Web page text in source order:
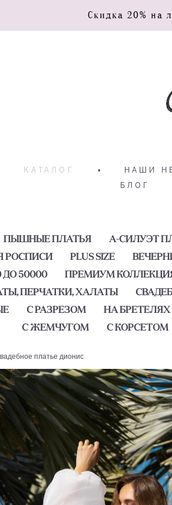
Скидка 20% на
КАТАЛОГ • НАШИ
БЛОГ
ПЫШНЫЕ ПЛАТЬЯ А-СИЛУЭТ
РОСПИСИ
PLUS SIZE
ДО 50000
ПРЕМИУМ КОЛЛЕКЦИЯ
ПЕРЧАТКИ, ХАЛАТЫ
С РАЗРЕЗОМ НА БРЕТЕЛЯХ
С ЖЕМЧУГОМ
С КОРСЕТОМ
платье дионис